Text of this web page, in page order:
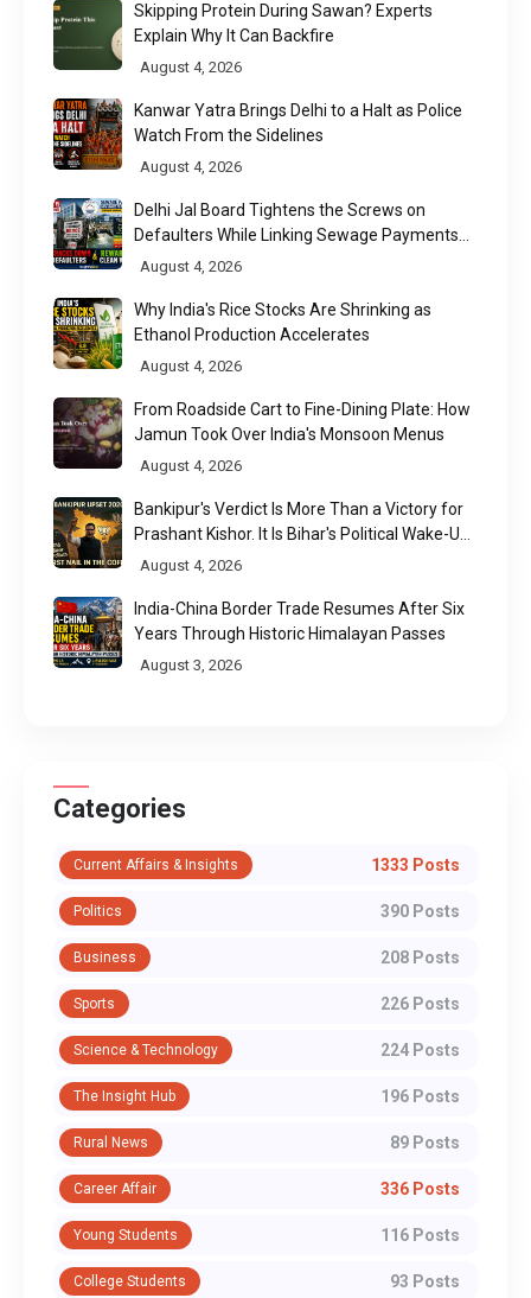
Skipping Protein During Sawan? Experts
Explain Why It Can Backfire
August 4, 2026
Kanwar Yatra Brings Delhi to a Halt as Police
Watch From the Sidelines
August 4, 2026
Delhi Jal Board Tightens the Screws on
Defaulters While Linking Sewage Payments
to Results
August 4, 2026
Why India's Rice Stocks Are Shrinking as
Ethanol Production Accelerates
August 4, 2026
From Roadside Cart to Fine-Dining Plate: How
Jamun Took Over India's Monsoon Menus
August 4, 2026
Bankipur's Verdict Is More Than a Victory for
Prashant Kishor. It Is Bihar's Political Wake-Up
Call
August 4, 2026
India-China Border Trade Resumes After Six
Years Through Historic Himalayan Passes
August 3, 2026
Categories
Current Affairs & Insights 1333 Posts
Politics 390 Posts
Business 208 Posts
Sports 226 Posts
Science & Technology 224 Posts
The Insight Hub 196 Posts
Rural News 89 Posts
Career Affair 336 Posts
Young Students 116 Posts
College Students 93 Posts